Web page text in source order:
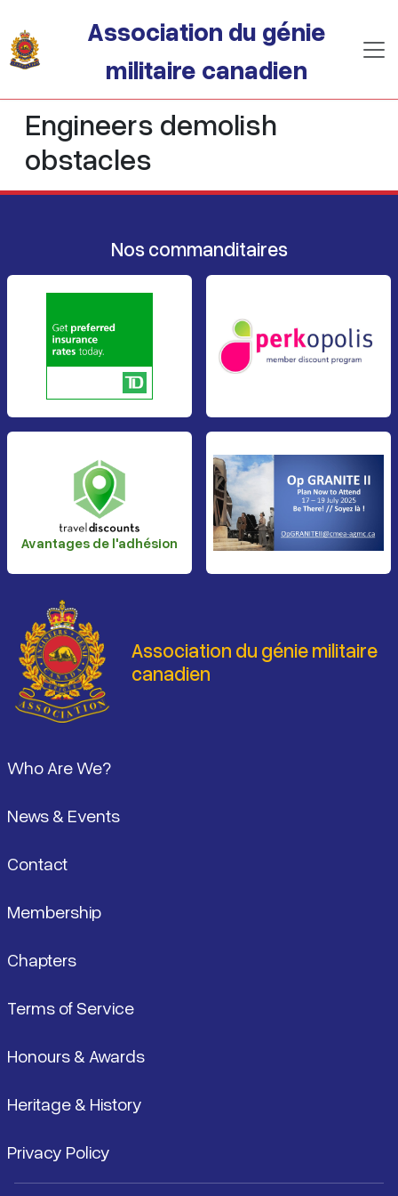
Association du génie
militaire canadien
Engineers demolish
obstacles
Nos commanditaires
Avantages de l'adhésion
Association du génie militaire
canadien
Who Are We?
News & Events
Contact
Membership
Chapters
Terms of Service
Honours & Awards
Heritage & History
Privacy Policy